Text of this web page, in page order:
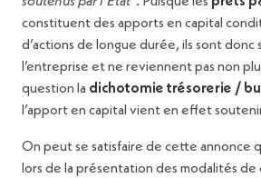
constituent des apports en capital
d’actions de longue durée, ils sont donc
l’entreprise et ne reviennent pas non
question la dichotomie trésorerie /
l’apport en capital vient en effet
On peut se satisfaire de cette annonce
lors de la présentation des modalités de